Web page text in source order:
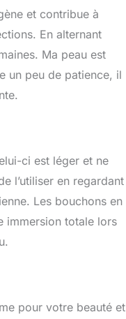
et contribue à
En alternant
Ma peau est
un peu de patience, il
ci est léger et ne
l’utiliser en regardant
Les bouchons en
immersion totale lors
pour votre beauté et